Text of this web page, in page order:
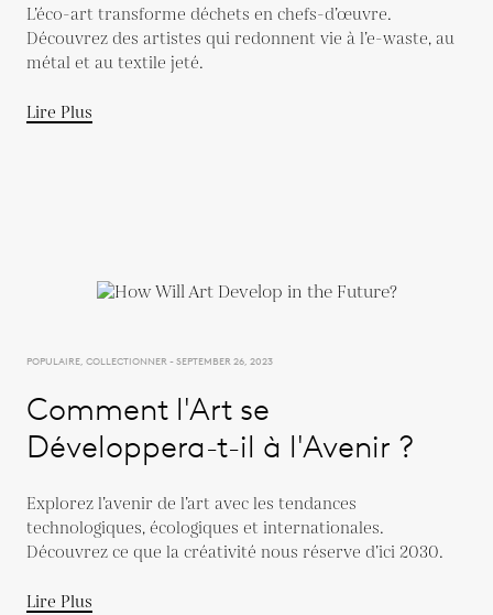
L’éco-art transforme déchets en chefs-d’œuvre.
Découvrez des artistes qui redonnent vie à l’e-waste, au
métal et au textile jeté.
Lire Plus
POPULAIRE, COLLECTIONNER - SEPTEMBER 26, 2023
Comment l'Art se
Développera-t-il à l'Avenir ?
Explorez l’avenir de l’art avec les tendances
technologiques, écologiques et internationales.
Découvrez ce que la créativité nous réserve d’ici 2030.
Lire Plus